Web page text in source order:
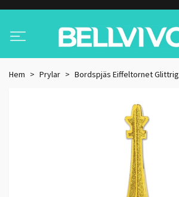
Hem Prylar Bordspjäs Eiffeltornet Glittrig